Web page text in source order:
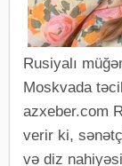
Rusiyalı
Moskvada
azxeber.com
verir ki,
və diz